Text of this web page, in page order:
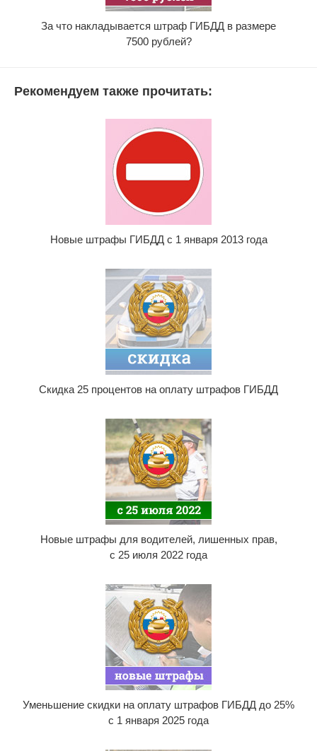
За что накладывается штраф ГИБДД в размере
7500 рублей?
Рекомендуем также прочитать:
Новые штрафы ГИБДД с 1 января 2013 года
Скидка 25 процентов на оплату штрафов ГИБДД
Новые штрафы для водителей, лишенных прав,
с 25 июля 2022 года
Уменьшение скидки на оплату штрафов ГИБДД до 25%
с 1 января 2025 года